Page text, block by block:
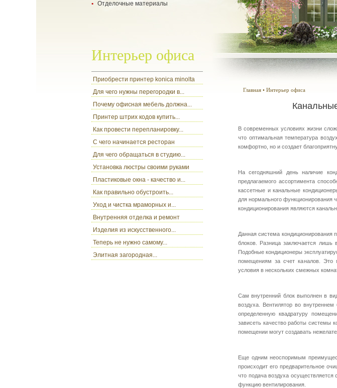
- укладка ламината
Отделочные материалы
Интерьер офиса
Приобрести принтер konica minolta
Для чего нужны перегородки в...
Почему офисная мебель должна...
Принтер штрих кодов купить...
Как провести перепланировку...
С чего начинается ресторан
Для чего обращаться в студию...
Установка люстры своими руками
Пластиковые окна - качество и...
Как правильно обустроить...
Уход и чистка мраморных и...
Внутренняя отделка и ремонт
Изделия из искусственного...
Теперь не нужно самому...
Элитная загородная...
Главная • Интерьер офиса
В современных условиях жизни
что оптимальная температура
комфортно, но и создает
На сегодняшний день наличие
предлагаемого ассортимента
кассетные и канальные
для нормального функционирования
кондиционирования являются
Данная система кондиционирования
блоков. Разница заключается лишь
Подобные кондиционеры
помещениям за счет каналов. Это
условия в нескольких смежных
Сам внутренний блок выполнен в
воздуха. Вентилятор во
определенную квадратуру
зависеть качество работы системы
помещении могут создавать
Еще одним неоспоримым
происходит его предварительное
что подача воздуха осуществляется
функцию вентилирования.